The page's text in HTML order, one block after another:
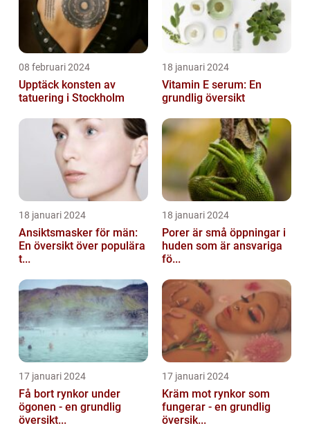
08 februari 2024
Upptäck konsten av
tatuering i Stockholm
18 januari 2024
Vitamin E serum: En
grundlig översikt
18 januari 2024
Ansiktsmasker för män:
En översikt över populära
t...
18 januari 2024
Porer är små öppningar i
huden som är ansvariga
fö...
17 januari 2024
Få bort rynkor under
ögonen - en grundlig
översikt...
17 januari 2024
Kräm mot rynkor som
fungerar - en grundlig
översik...